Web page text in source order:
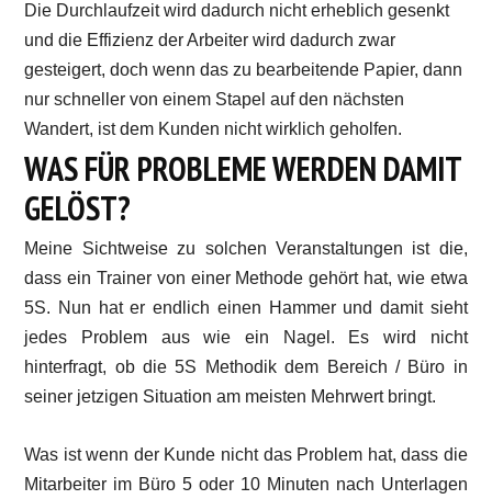
Die Durchlaufzeit wird dadurch nicht erheblich gesenkt
und die Effizienz der Arbeiter wird dadurch zwar
gesteigert, doch wenn das zu bearbeitende Papier, dann
nur schneller von einem Stapel auf den nächsten
Wandert, ist dem Kunden nicht wirklich geholfen.
WAS FÜR PROBLEME WERDEN DAMIT
GELÖST?
Meine Sichtweise zu solchen Veranstaltungen ist die,
dass ein Trainer von einer Methode gehört hat, wie etwa
5S. Nun hat er endlich einen Hammer und damit sieht
jedes Problem aus wie ein Nagel. Es wird nicht
hinterfragt, ob die 5S Methodik dem Bereich / Büro in
seiner jetzigen Situation am meisten Mehrwert bringt.
Was ist wenn der Kunde nicht das Problem hat, dass die
Mitarbeiter im Büro 5 oder 10 Minuten nach Unterlagen